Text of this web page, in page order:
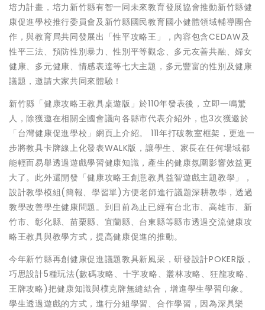
培力計畫，培力新竹縣有智一同未來教育發展協會推動新竹縣健
康促進學校推行委員會及新竹縣國民教育國小健體領域輔導團合
作，與教育局共同發展出「性平攻略王」，內容包含CEDAW及
性平三法、預防性別暴力、性別平等觀念、多元友善共融、婦女
健康、多元健康、情感表達等七大主題，多元豐富的性別及健康
議題，邀請大家共同來體驗！
新竹縣「健康攻略王教具桌遊版」於110年發表後，立即一鳴驚
人，除獲邀在相關全國會議向各縣市代表介紹外，也3次獲邀於
「台灣健康促進學校」網頁上介紹。 111年打破教室框架，更進一
步將教具卡牌線上化發表WALK版，讓學生、家長在任何場域都
能輕而易舉透過遊戲學習健康知識，產生的健康氛圍影響效益更
大了。此外還開發「健康攻略王創意教具益智遊戲主題教學」，
設計教學模組(簡報、學習單)方便老師進行議題深耕教學，透過
教學改善學生健康問題。到目前為止已經有台北市、高雄市、新
竹市、彰化縣、苗栗縣、宜蘭縣、台東縣等縣市透過交流健康攻
略王教具與教學方式，提高健康促進的推動。
今年新竹縣再創健康促進議題教具新風采，研發設計POKER版，
巧思設計5種玩法(數碼攻略、十字攻略、叢林攻略、狂龍攻略、
王牌攻略)把健康知識與樸克牌無縫結合，增進學生學習印象。
學生透過遊戲的方式，進行分組學習、合作學習，因為深具樂